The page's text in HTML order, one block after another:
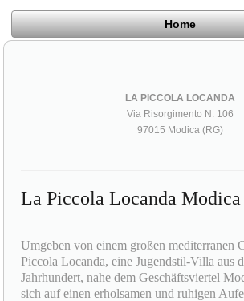
Home
LA PICCOLA LOCANDA
Via Risorgimento N. 106
97015 Modica (RG)
La Piccola Locanda Modica
Umgeben von einem großen mediterranen
Piccola Locanda, eine Jugendstil-Villa aus
Jahrhundert, nahe dem Geschäftsviertel
sich auf einen erholsamen und ruhigen